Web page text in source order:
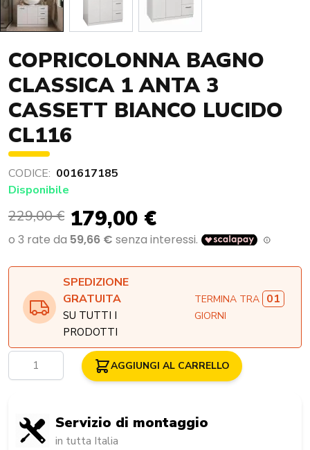
COPRICOLONNA BAGNO
CLASSICA 1 ANTA 3
CASSETT BIANCO LUCIDO
CL116
CODICE: 001617185
Disponibile
229,00 € 179,00 €
SPEDIZIONE
GRATUITA
SU TUTTI I
PRODOTTI
TERMINA TRA 01
GIORNI
Quantità AGGIUNGI AL CARRELLO
Servizio di montaggio
in tutta Italia